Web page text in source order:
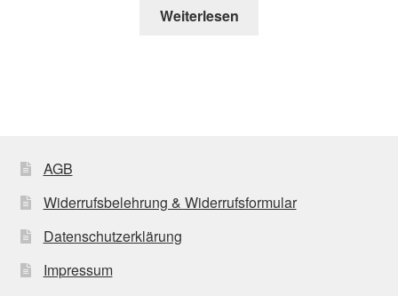
Weiterlesen
AGB
Widerrufsbelehrung & Widerrufsformular
Datenschutzerklärung
Impressum